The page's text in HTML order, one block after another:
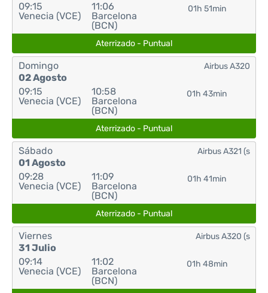
09:15
Venecia (VCE)
11:06
Barcelona
(BCN)
01h 51min
Aterrizado - Puntual
Domingo
02 Agosto
09:15
Venecia (VCE)
10:58
Barcelona
(BCN)
01h 43min
Airbus A320
Aterrizado - Puntual
Sábado
01 Agosto
09:28
Venecia (VCE)
11:09
Barcelona
(BCN)
01h 41min
Airbus A321 (s
Aterrizado - Puntual
Viernes
31 Julio
09:14
Venecia (VCE)
11:02
Barcelona
(BCN)
01h 48min
Airbus A320 (s